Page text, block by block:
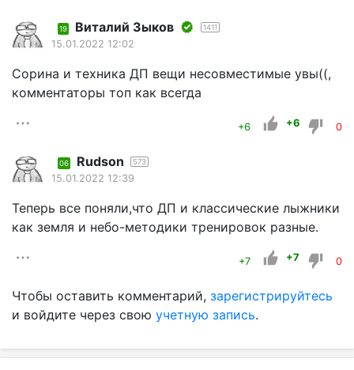
19 Виталий Зыков 1411
15.01.2022 12:02
Сорина и техника ДП вещи несовместимые увы((,
комментаторы топ как всегда
+6 +6 0
06 Rudson 573
15.01.2022 12:39
Теперь все поняли,что ДП и классические лыжники
как земля и небо-методики тренировок разные.
+7 +7 0
Чтобы оставить комментарий, зарегистрируйтесь
и войдите через свою учетную запись.